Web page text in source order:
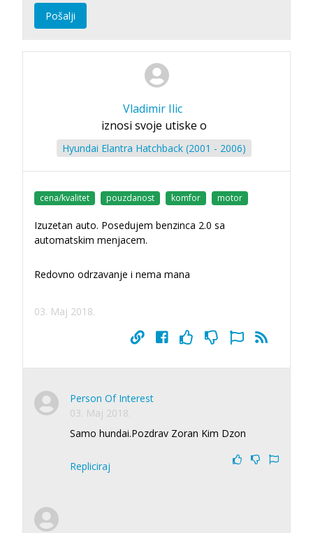
Pošalji
Vladimir Ilic
iznosi svoje utiske o
Hyundai Elantra Hatchback (2001 - 2006)
cena/kvalitet pouzdanost komfor motor
Izuzetan auto. Posedujem benzinca 2.0 sa
automatskim menjacem.
Redovno odrzavanje i nema mana
03. Maj 2018.
Person Of Interest
03. Maj 2018.
Samo hundai.Pozdrav Zoran Kim Dzon
Repliciraj